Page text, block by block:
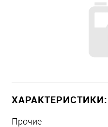
ХАРАКТЕРИСТИКИ:
Прочие